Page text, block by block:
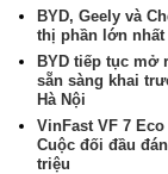
BYD, Geely và
thị phần lớn
BYD tiếp tục mở
sẵn sàng khai
Hà Nội
VinFast VF 7 Eco
Cuộc đối đầu
triệu